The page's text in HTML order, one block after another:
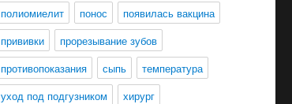
полиомиелит
понос
появилась вакцина
прививки
прорезывание зубов
противопоказания
сыпь
температура
уход под подгузником
хирург